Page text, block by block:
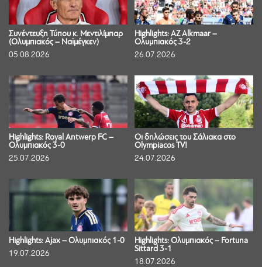
Συνέντευξη Τύπου κ. Μεντιλίμπαρ
(Ολυμπιακός – Ναϊμέγκεν)
05.08.2026
Highlights: AZ Alkmaar –
Ολυμπιακός 3-2
26.07.2026
Highlights: Royal Antwerp FC –
Ολυμπιακός 3-0
25.07.2026
Οι δηλώσεις του Σάλιακα στο
Olympiacos TV!
24.07.2026
Highlights: Ajax – Ολυμπιακός 1-0
19.07.2026
Highlights: Ολυμπιακός – Fortuna
Sittard 3-1
18.07.2026